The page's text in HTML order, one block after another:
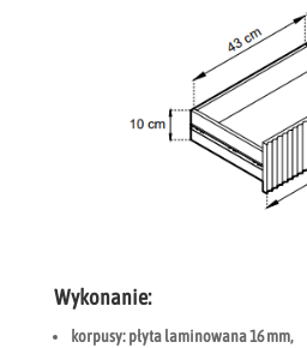
Wykonanie:
korpusy: płyta laminowana 16 mm,